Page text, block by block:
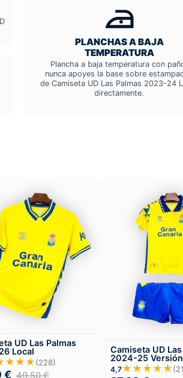
PLANCHAS A BAJA
TEMPERATURA
Plancha a baja temperatura con
nunca apoyes la base sobre
de Camiseta UD Las Palmas 2023-24
directamente.
UD Las Palmas
Local
(228)
€ 49,50€
Camiseta UD
2024-25
Local
4,7★★★★★